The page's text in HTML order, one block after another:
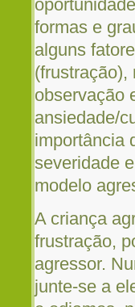
formas e
alguns
(frustração),
observação
ansiedade/
importância
severidade
modelo
A criança
frustração,
agressor.
junte-se a